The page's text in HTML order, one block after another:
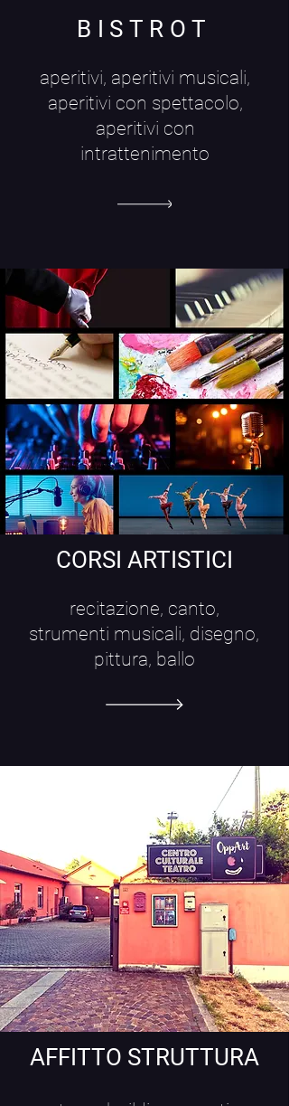
BISTROT
aperitivi, aperitivi musicali,
aperitivi con spettacolo,
aperitivi con
intrattenimento
CORSI ARTISTICI
recitazione, canto,
strumenti musicali, disegno,
pittura, ballo
AFFITTO STRUTTURA